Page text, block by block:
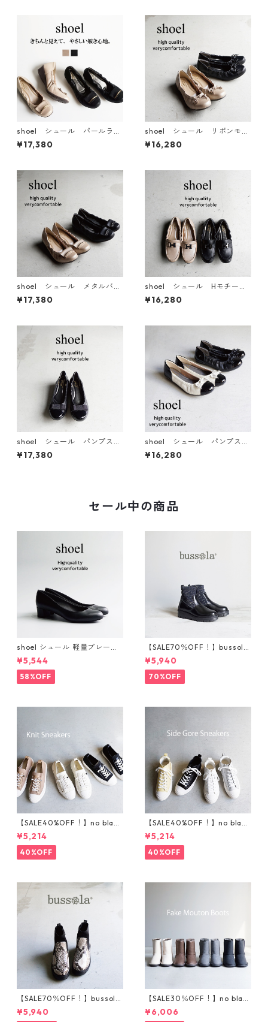
shoel シュール パールラメ
メタルバーレザーパンプス 5
799GM
¥17,380
shoel シュール リボンモチ
ーフレザーパンプス 6477
¥16,280
shoel シュール メタルバー
モチーフレザーパンプス 579
9
¥17,380
shoel シュール Hモチーフ
レザーパンプス 3636
¥16,280
shoel シュール パンプス
E5796
¥17,380
shoel シュール パンプス
E6477
¥16,280
セール中の商品
shoel シュール 軽量プレーン
パンプス now235
¥5,544
58%OFF
【SALE70％OFF！】bussola
ブソラ ラメショートブー
ツ 925520
¥5,940
70%OFF
【SALE40%OFF！】no bland
ニットスニーカー T5001
¥5,214
40%OFF
【SALE40%OFF！】no bland
サイドゴアハイカットスニ
ーカー T5002
¥5,214
40%OFF
【SALE70％OFF！】bussola
ブソラ パイソン柄ストレ
ッチショートブーツ 935540
¥5,940
【SALE30％OFF！】no blan
d フェイクムートンブーツ
201-1
¥6,006